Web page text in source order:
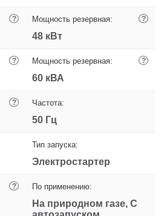
? Мощность резервная: ?
48 кВт
? Мощность резервная: ?
60 кВА
? Частота:
50 Гц
Тип запуска:
Электростартер
? По применению:
На природном газе, С